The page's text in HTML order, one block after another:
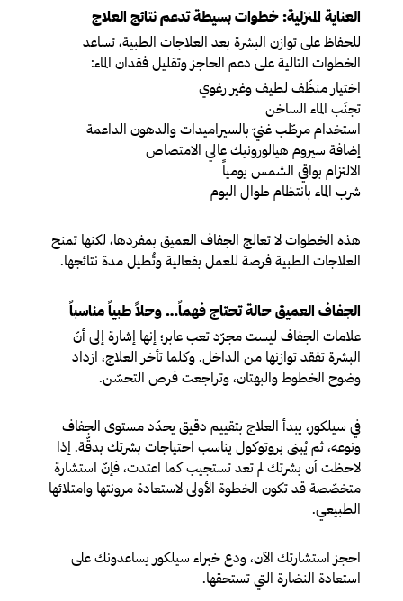
العناية المنزلية: خطوات بسيطة تدعم نتائج العلاج
للحفاظ على توازن البشرة بعد العلاجات الطبية، تساعد
الخطوات التالية على دعم الحاجز وتقليل فقدان الماء:
اختيار منظّف لطيف وغير رغوي
تجنّب الماء الساخن
استخدام مرطّب غنيّ بالسيراميدات والدهون الداعمة
إضافة سيروم هيالورونيك عالي الامتصاص
الالتزام بواقي الشمس يومياً
شرب الماء بانتظام طوال اليوم
هذه الخطوات لا تعالج الجفاف العميق بمفردها، لكنها تمنح
العلاجات الطبية فرصة للعمل بفعالية وتُطيل مدة نتائجها.
الجفاف العميق حالة تحتاج فهماً… وحلاً طبياً مناسباً
علامات الجفاف ليست مجرّد تعب عابر؛ إنها إشارة إلى أنّ
البشرة تفقد توازنها من الداخل. وكلما تأخر العلاج، ازداد
وضوح الخطوط والبهتان، وتراجعت فرص التحسّن.
في سيلكور، يبدأ العلاج بتقييم دقيق يحدّد مستوى الجفاف
ونوعه، ثم يُبنى بروتوكول يناسب احتياجات بشرتك بدقّة. إذا
لاحظت أن بشرتك لم تعد تستجيب كما اعتدت، فإنّ استشارة
متخصّصة قد تكون الخطوة الأولى لاستعادة مرونتها وامتلائها
الطبيعي.
احجز استشارتك الآن، ودع خبراء سيلكور يساعدونك على
استعادة النضارة التي تستحقها.